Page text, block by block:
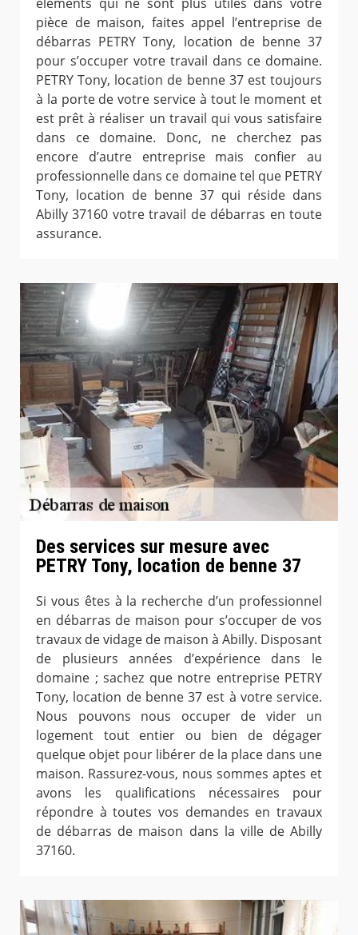
pièce de maison, faites appel l’entreprise de
débarras PETRY Tony, location de benne 37
pour s’occuper votre travail dans ce domaine.
PETRY Tony, location de benne 37 est toujours
à la porte de votre service à tout le moment et
est prêt à réaliser un travail qui vous satisfaire
dans ce domaine. Donc, ne cherchez pas
encore d’autre entreprise mais confier au
professionnelle dans ce domaine tel que PETRY
Tony, location de benne 37 qui réside dans
Abilly 37160 votre travail de débarras en toute
assurance.
Des services sur mesure avec
PETRY Tony, location de benne 37
Si vous êtes à la recherche d’un professionnel
en débarras de maison pour s’occuper de vos
travaux de vidage de maison à Abilly. Disposant
de plusieurs années d’expérience dans le
domaine ; sachez que notre entreprise PETRY
Tony, location de benne 37 est à votre service.
Nous pouvons nous occuper de vider un
logement tout entier ou bien de dégager
quelque objet pour libérer de la place dans une
maison. Rassurez-vous, nous sommes aptes et
avons les qualifications nécessaires pour
répondre à toutes vos demandes en travaux
de débarras de maison dans la ville de Abilly
37160.